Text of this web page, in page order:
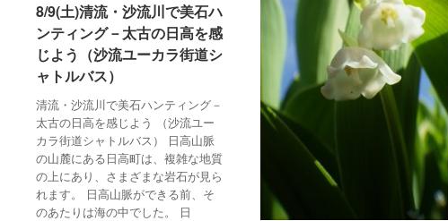
8/9(土)清流・沙流川で美石ハ
ンティング－太古の日高を感
じよう（沙流ユーカラ街道シ
ャトルバス）
清流・沙流川で美石ハンティング－
太古の日高を感じよう （沙流ユー
カラ街道シャトルバス） 日高山脈
の山麓にある日高町は、複雑な地質
の上にあり、さまざまな岩石が見ら
れます。 日高山脈ができる前、そ
のあたりは海の中でした。 日
8/9(土)清流・沙流川で美石ハ
ンティング－太古の日高を感
じよう（沙流ユーカラ街道シ
ャトルバス）